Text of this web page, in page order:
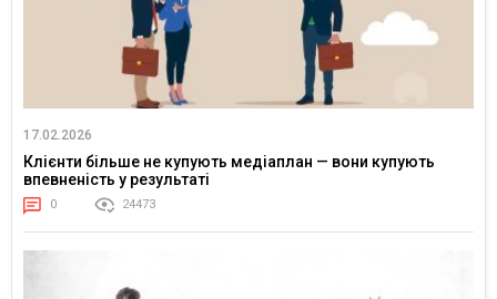
17.02.2026
Клієнти більше не купують медіаплан — вони купують
впевненість у результаті
0 24473